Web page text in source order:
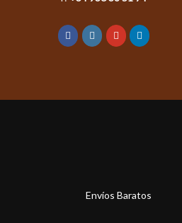
Envíos Baratos